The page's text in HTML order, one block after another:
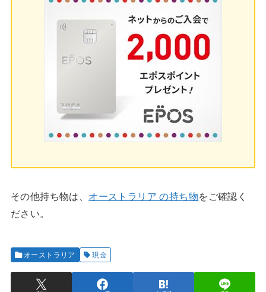
その他持ち物は、 オーストラリア の持ち物をご確認く
ださい。
オーストラリア 現金